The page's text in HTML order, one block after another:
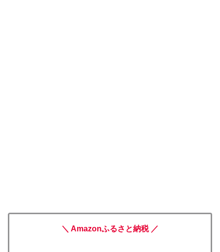
＼ Amazonふるさと納税 ／